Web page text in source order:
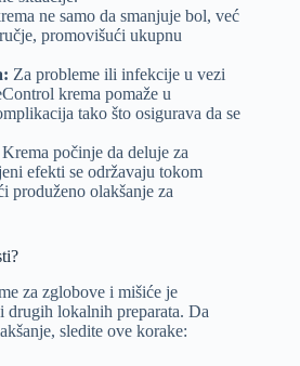
ne samo da smanjuje bol, već
promovišući ukupnu
Za probleme ili infekcije u vezi
krema pomaže u
tako što osigurava da se
Krema počinje da deluje za
efekti se održavaju tokom
produženo olakšanje za
za zglobove i mišiće je
drugih lokalnih preparata. Da
sledite ove korake: